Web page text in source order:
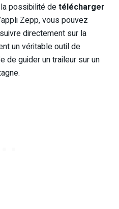
possibilité detélécharger
Zepp, vous pouvez
directement sur la
un véritable outil de
de guider un traileur sur un